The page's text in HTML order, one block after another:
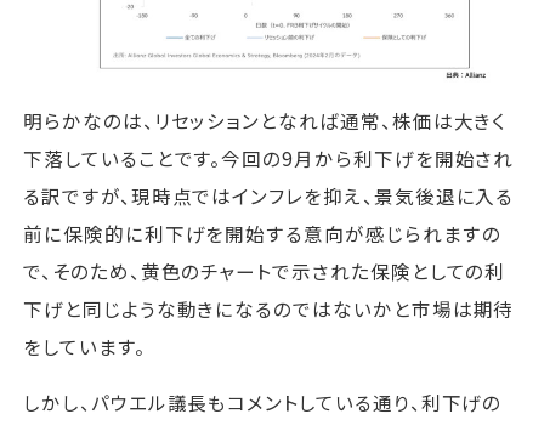
明らかなのは、リセッションとなれば通常、株価は大きく
下落していることです。今回の9月から利下げを開始され
る訳ですが、現時点ではインフレを抑え、景気後退に入る
前に保険的に利下げを開始する意向が感じられますの
で、そのため、黄色のチャートで示された保険としての利
下げと同じような動きになるのではないかと市場は期待
をしています。
しかし、パウエル議長もコメントしている通り、利下げの